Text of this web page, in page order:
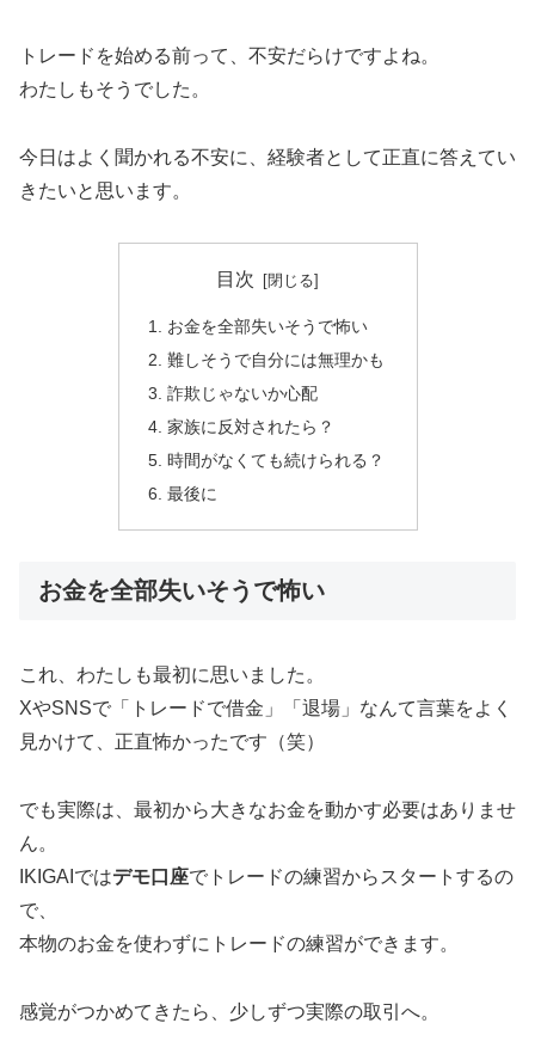
トレードを始める前って、不安だらけですよね。
わたしもそうでした。
今日はよく聞かれる不安に、経験者として正直に答えてい
きたいと思います。
目次
お金を全部失いそうで怖い
難しそうで自分には無理かも
詐欺じゃないか心配
家族に反対されたら？
時間がなくても続けられる？
最後に
お金を全部失いそうで怖い
これ、わたしも最初に思いました。
XやSNSで「トレードで借金」「退場」なんて言葉をよく
見かけて、正直怖かったです（笑）
でも実際は、最初から大きなお金を動かす必要はありませ
ん。
IKIGAIではデモ口座でトレードの練習からスタートするの
で、
本物のお金を使わずにトレードの練習ができます。
感覚がつかめてきたら、少しずつ実際の取引へ。